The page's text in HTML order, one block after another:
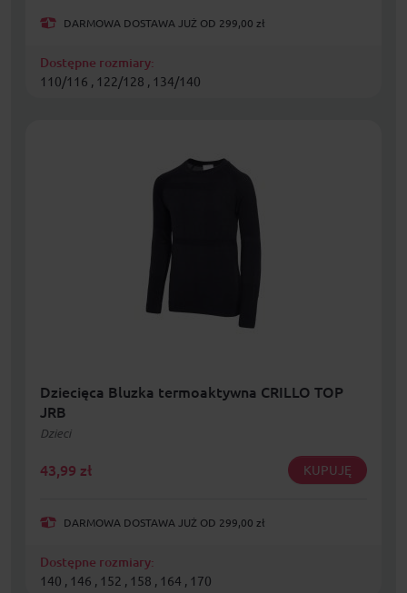
DARMOWA DOSTAWA JUŻ OD 299,00 zł
Dostępne rozmiary:
110/116 , 122/128 , 134/140
Dziecięca Bluzka termoaktywna CRILLO TOP
JRB
Dzieci
43,99 zł KUPUJĘ
DARMOWA DOSTAWA JUŻ OD 299,00 zł
Dostępne rozmiary:
140 , 146 , 152 , 158 , 164 , 170